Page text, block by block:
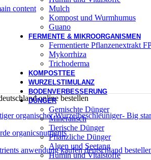
content
Mulch
Kompost und Wurmhumus
Guano
FERMENTE & MIKROORGANISMEN
Fermentierte Pflanzenextrakt
Mykorrhiza
Trichoderma
KOMPOSTTEE
WURZELSTIMULANZ
BODENVERBESSERUNG
DÜNGER
Gemischte Dünger
Mineralisch
Tierische Dünger
Pflanzliche Dünger
Algen und Seetang
Humin und Vitalstoffe